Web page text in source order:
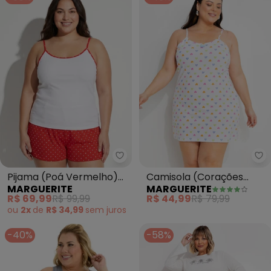
Marguerite - Pijama (Poá
Pijama (Poá Vermelho)
em Malha Canelada
Macia
MARGUERITE
R$ 69,99R$ 99,99
ou 2x de R$ 34,99 sem juros
Camisola (Corações
Coloridos) em Malha de
Algodão
MARGUERITE
R$ 44,99R$ 79,99
-40% -58%